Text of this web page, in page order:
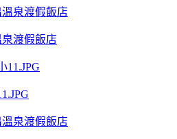
泉渡假飯店